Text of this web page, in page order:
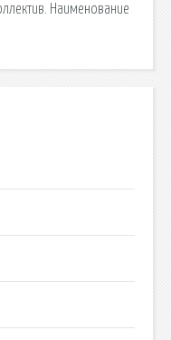
Наименование